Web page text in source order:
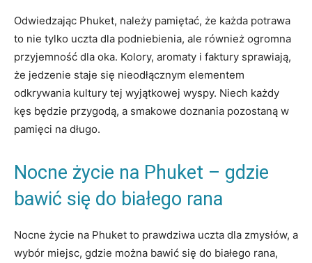
Odwiedzając ​Phuket, należy pamiętać, że każda potrawa
to nie tylko uczta dla podniebienia, ale również ⁣ogromna
przyjemność ⁢dla oka.‌ Kolory, aromaty i faktury sprawiają,​
że jedzenie staje ‌się nieodłącznym elementem
odkrywania kultury tej wyjątkowej wyspy.⁢ Niech każdy
kęs będzie ​przygodą,⁢ a smakowe doznania⁢ pozostaną ⁢w
pamięci na długo.
Nocne życie na⁢ Phuket⁤ – gdzie
bawić ⁤się⁢ do białego rana
Nocne życie na Phuket ‌to prawdziwa uczta dla​ zmysłów, a
wybór miejsc, gdzie można bawić ⁣się do białego⁢ rana,